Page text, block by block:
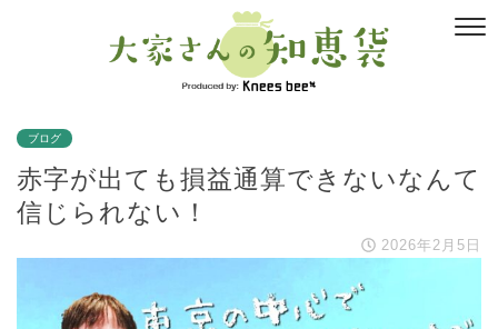
ブログ
赤字が出ても損益通算できないなんて
信じられない！
2026年2月5日